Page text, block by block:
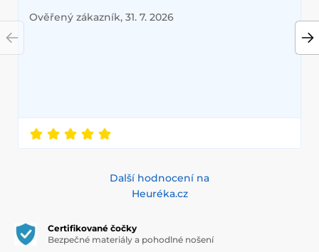
Ověřený zákazník, 31. 7. 2026
Další hodnocení na
Heuréka.cz
Certifikované čočky
Bezpečné materiály a pohodlné nošení